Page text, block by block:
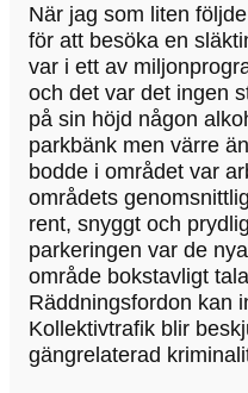
När jag som liten
för att besöka en
var i ett av
och det var det ingen
på sin höjd någon
parkbänk men värre
bodde i området var
områdets
rent, snyggt och
parkeringen var de
område bokstavligt
Räddningsfordon kan
Kollektivtrafik blir
gängrelaterad